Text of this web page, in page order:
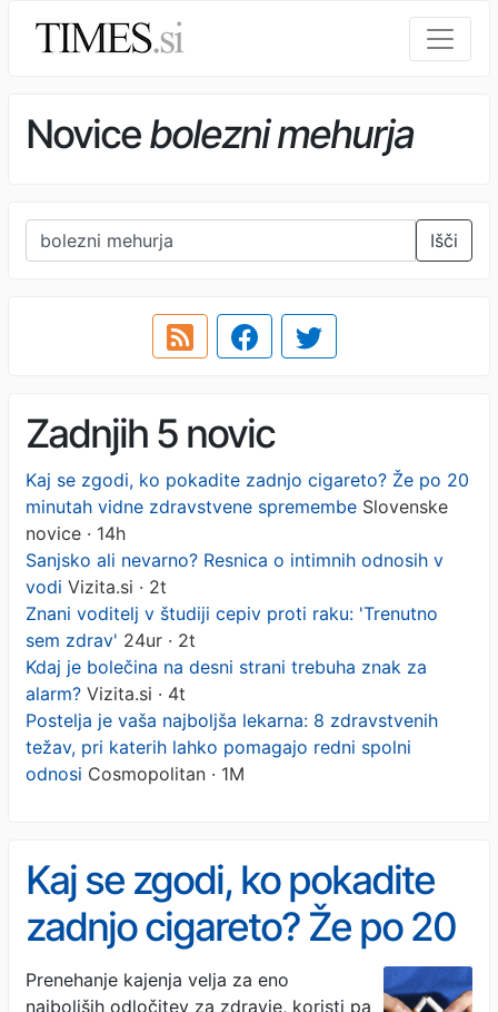
Novicebolezni mehurja
Išči
Zadnjih 5 novic
Kaj se zgodi, ko pokadite zadnjo cigareto? Že po 20
minutah vidne zdravstvene spremembe Slovenske
novice · 14h
Sanjsko ali nevarno? Resnica o intimnih odnosih v
vodi Vizita.si · 2t
Znani voditelj v študiji cepiv proti raku: 'Trenutno
sem zdrav' 24ur · 2t
Kdaj je bolečina na desni strani trebuha znak za
alarm? Vizita.si · 4t
Postelja je vaša najboljša lekarna: 8 zdravstvenih
težav, pri katerih lahko pomagajo redni spolni
odnosi Cosmopolitan · 1M
Kaj se zgodi, ko pokadite
zadnjo cigareto? Že po 20
minutah vidne
Prenehanje kajenja velja za eno
najboljših odločitev za zdravje, koristi pa